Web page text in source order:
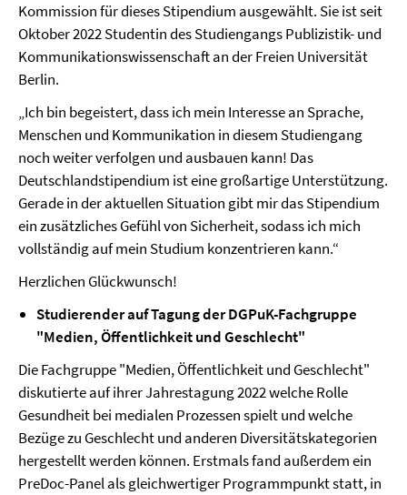
Kommission für dieses Stipendium ausgewählt. Sie ist seit
Oktober 2022 Studentin des Studiengangs Publizistik- und
Kommunikationswissenschaft an der Freien Universität
Berlin.
„Ich bin begeistert, dass ich mein Interesse an Sprache,
Menschen und Kommunikation in diesem Studiengang
noch weiter verfolgen und ausbauen kann! Das
Deutschlandstipendium ist eine großartige Unterstützung.
Gerade in der aktuellen Situation gibt mir das Stipendium
ein zusätzliches Gefühl von Sicherheit, sodass ich mich
vollständig auf mein Studium konzentrieren kann.“
Herzlichen Glückwunsch!
Studierender auf Tagung der DGPuK-Fachgruppe
"Medien, Öffentlichkeit und Geschlecht"
Die Fachgruppe "Medien, Öffentlichkeit und Geschlecht"
diskutierte auf ihrer Jahrestagung 2022 welche Rolle
Gesundheit bei medialen Prozessen spielt und welche
Bezüge zu Geschlecht und anderen Diversitätskategorien
hergestellt werden können. Erstmals fand außerdem ein
PreDoc-Panel als gleichwertiger Programmpunkt statt, in